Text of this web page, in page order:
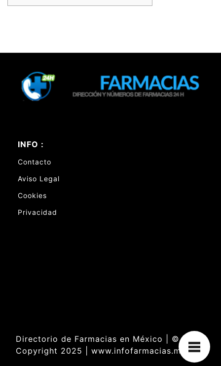
INFO :
Contacto
Aviso Legal
Cookies
Privacidad
Directorio de Farmacias en México | ©
Copyright 2025 | www.infofarmacias.mx